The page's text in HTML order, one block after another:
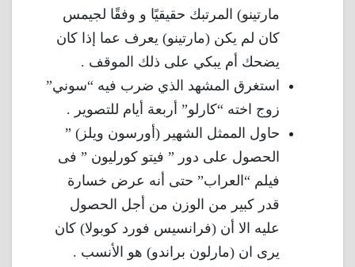
مارتينو) المرتبك حقيقيًا و وفقًا لجيمس
كان لم يكن (مارتينو) يعرف عما إذا كان
يضحك أم يبكي على ذلك الموقف .
استغرق المشهد الذي ضرب فيه “سوني”
زوج اخته “كارلو” أربعة أيام للتصوير .
حاول الممثل الشهير (أورسون ويلز) ”
الحصول على دور ” فيتو كورليون ” فى
فيلم “العراب” حتى أنه عرض خسارة
قدر كبير من الوزن من أجل الحصول
عليه الا أن (فرانسيس فورد كوبولا) كان
يرى ان (مارلون براندو) هو الأنسب .